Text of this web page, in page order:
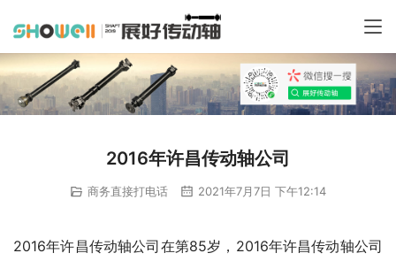
2016年许昌传动轴公司
商务直接打电话 2021年7月7日 下午12:14
2016年许昌传动轴公司在第85岁，2016年许昌传动轴公司